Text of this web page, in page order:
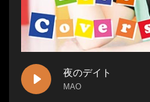
夜のデイト
MAO